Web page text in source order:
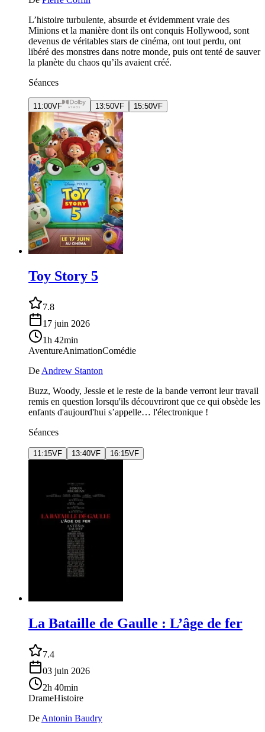
L’histoire turbulente, absurde et évidemment vraie des
Minions et la manière dont ils ont conquis Hollywood, sont
devenus de véritables stars de cinéma, ont tout perdu, ont
libéré des monstres dans notre monde, puis ont tenté de sauver
la planète du chaos qu’ils avaient créé.
Séances
11:00VF 13:50VF 15:50VF
Toy Story 5
7.8
17 juin 2026
1h 42min
AventureAnimationComédie
De Andrew Stanton
Buzz, Woody, Jessie et le reste de la bande verront leur travail
remis en question lorsqu'ils découvriront que ce qui obsède les
enfants d'aujourd'hui s’appelle… l'électronique !
Séances
11:15VF 13:40VF 16:15VF
La Bataille de Gaulle : L’âge de fer
7.4
03 juin 2026
2h 40min
DrameHistoire
De Antonin Baudry